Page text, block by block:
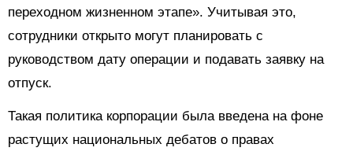
переходном жизненном этапе». Учитывая это,
сотрудники открыто могут планировать с
руководством дату операции и подавать заявку на
отпуск.
Такая политика корпорации была введена на фоне
растущих национальных дебатов о правах